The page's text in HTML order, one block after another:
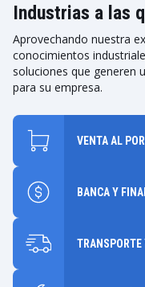
Industrias a las
Aprovechando nuestra
conocimientos
soluciones que generen
para su empresa.
VENTA AL
BANCA Y